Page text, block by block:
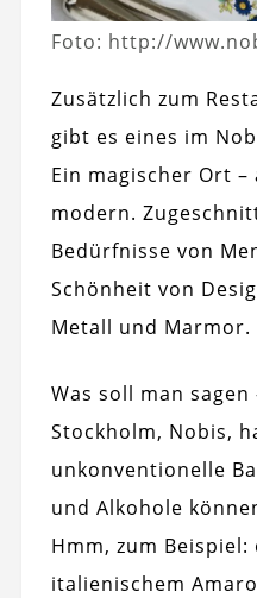
Foto: http://
Zusätzlich zum
gibt es eines im
Ein magischer Ort
modern.
Bedürfnisse von
Schönheit von
Metall und Marmor.
Was soll man
Stockholm, Nobis,
unkonventionelle
und Alkohole
Hmm, zum
italienischem